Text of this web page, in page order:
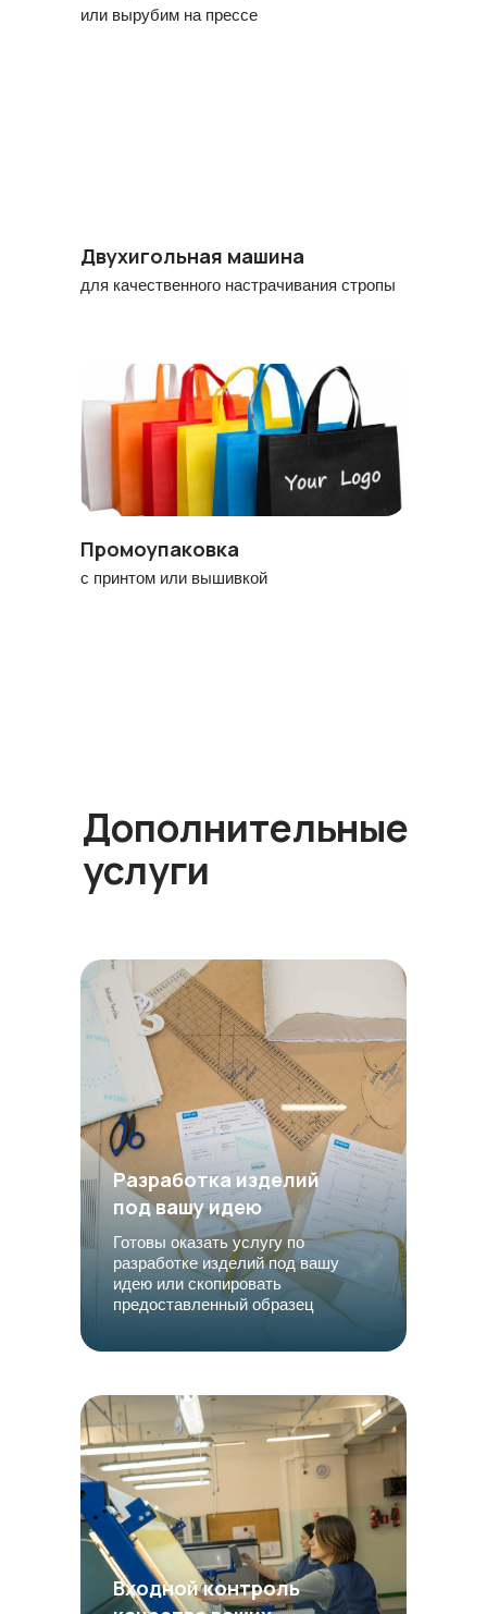
или вырубим на прессе
для качественного настрачивания стропы
Промоупаковка
с принтом или вышивкой
Двухигольная машина
Дополнительные
услуги
Входной контроль
Разработка изделий
под вашу идею
Готовы оказать услугу по
разработке изделий под вашу
идею или скопировать
предоставленный образец